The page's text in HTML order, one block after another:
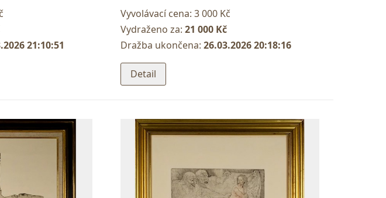
21:10:51
Vyvolávací cena: 3 000 Kč
Vydraženo za: 21 000 Kč
Dražba ukončena: 26.03.2026 20:18:16
Detail